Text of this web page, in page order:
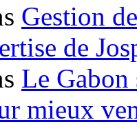
Gestion
de
Le Gabon
mieux